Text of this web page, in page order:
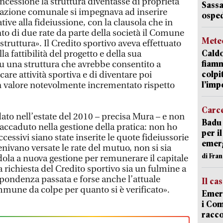
comunale si impegnava ad inserire
alla fideiussione, con la clausola che in
di due rate da parte della società il Comune
Il Credito sportivo aveva effettuato
fattibilità del progetto e della sua
una struttura che avrebbe consentito a
attività sportiva e di diventare poi
notevolmente incrementato rispetto
nell’estate del 2010 – precisa Mura – e non
nella gestione della pratica: non ho
siano state inserite le quote fideiussorie
versate le rate del mutuo, non si sia
a nuova gestione per remunerare il capitale
richiesta del Credito sportivo sia un fulmine a
passata e forse anche l’attuale
da colpe per quanto si è verificato».
per il
di
Il
i